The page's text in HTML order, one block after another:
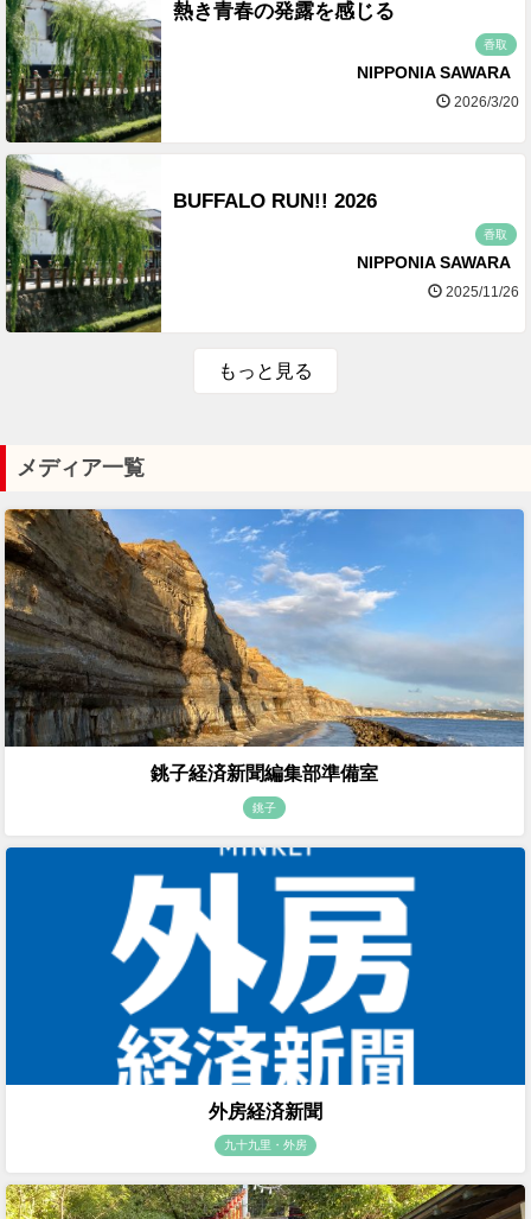
熱き青春の発露を感じる
香取
NIPPONIA SAWARA
2026/3/20
BUFFALO RUN!! 2026
香取
NIPPONIA SAWARA
2025/11/26
もっと見る
メディア一覧
銚子経済新聞編集部準備室
銚子
外房経済新聞
九十九里・外房